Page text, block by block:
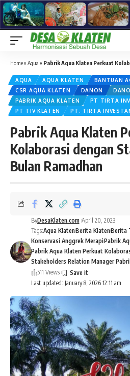
Home» Aqua » Pabrik Aqua Klaten Perkuat Kolaborasi
AQUA AQUA KLATEN BANTUAN
CSR AQUA KLATEN
DANON
PABRIK AQUA KLATEN
PT TIRTA
PT TIV KLATEN
PT. TIRTA
Pabrik Aqua Klaten
Kolaborasi dengan
Bulan Ramadhan
Last updated: January 8, 2026 12:11 am
ByDesaKlaten.com April 20, 2023
Tags:Aqua KlatenBerita KlatenBerita
Konservasi Anggrek MerapiPabrik
Pabrik Aqua Klaten Perkuat
Stakeholders Relation Manager
511 Views